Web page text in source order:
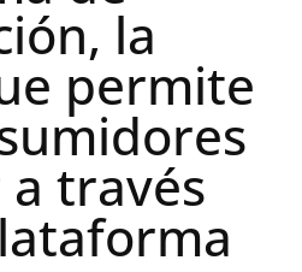
la
permite
través